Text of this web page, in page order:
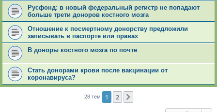
Русфонд: в новый федеральный регистр не попадают
больше трети доноров костного мозга
Отношение к посмертному донорству предложили
записывать в паспорте или правах
В доноры костного мозга по почте
Стать донорами крови после вакцинации от
коронавируса?
28 тем 1 2